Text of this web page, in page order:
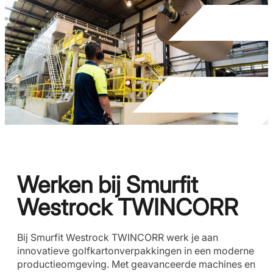
Werken bij Smurfit
Westrock TWINCORR
Bij Smurfit Westrock TWINCORR werk je aan
innovatieve golfkartonverpakkingen in een moderne
productieomgeving. Met geavanceerde machines en